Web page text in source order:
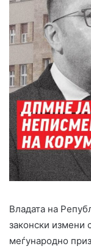
Владата на
законски измени
меѓународно